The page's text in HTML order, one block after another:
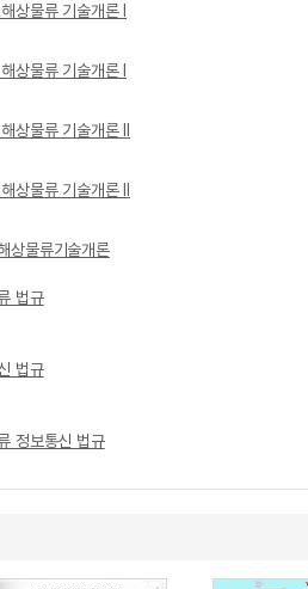
상물류 기술개론 Ⅰ
상물류 기술개론 Ⅰ
상물류 기술개론 Ⅱ
상물류 기술개론 Ⅱ
상물류기술개론
법규
법규
정보통신 법규